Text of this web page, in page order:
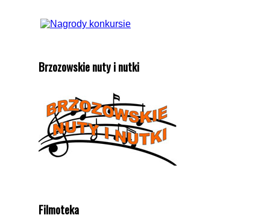
Brzozowskie nuty i nutki
Filmoteka